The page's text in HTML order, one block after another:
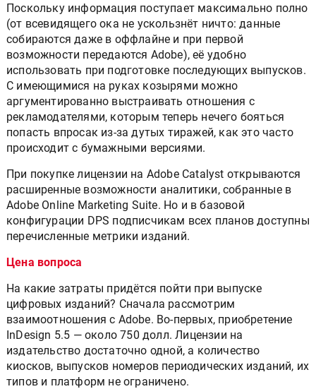
Поскольку информация поступает максимально полно
(от всевидящего ока не ускользнёт ничто: данные
собираются даже в оффлайне и при первой
возможности передаются Adobe), её удобно
использовать при подготовке последующих выпусков.
С имеющимися на руках козырями можно
аргументированно выстраивать отношения с
рекламодателями, которым теперь нечего бояться
попасть впросак из-за дутых тиражей, как это часто
происходит с бумажными версиями.
При покупке лицензии на Adobe Catalyst открываются
расширенные возможности аналитики, собранные в
Adobe Online Marketing Suite. Но и в базовой
конфигурации DPS подписчикам всех планов доступны
перечисленные метрики изданий.
Цена вопроса
На какие затраты придётся пойти при выпуске
цифровых изданий? Сначала рассмотрим
взаимоотношения с Adobe. Во-первых, приобретение
InDesign 5.5 — около 750 долл. Лицензии на
издательство достаточно одной, а количество
киосков, выпусков номеров периодических изданий, их
типов и платформ не ограничено.